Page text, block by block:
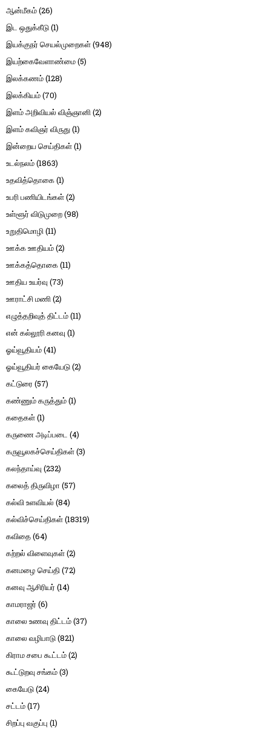
ஆன்மீகம்(26)
இட ஒதுக்கீடு(1)
இயக்குநர் செயல்முறைகள்(948)
இயற்கைவேளாண்மை(5)
இலக்கணம்(128)
இலக்கியம்(70)
இளம் அறிவியல் விஞ்ஞானி(2)
இளம் கவிஞர் விருது(1)
இன்றைய செய்திகள்(1)
உடல்நலம்(1863)
உதவித்தொகை(1)
உபரி பணியிடங்கள்(2)
உள்ளூர் விடுமுறை(98)
உறுதிமொழி(11)
ஊக்க ஊதியம்(2)
ஊக்கத்தொகை(11)
ஊதிய உயர்வு (73)
ஊராட்சி மணி(2)
எழுத்தறிவுத் திட்டம்(11)
என் கல்லூரி கனவு (1)
ஓய்வூதியம்(41)
ஓய்வூதியர் கையேடு(2)
கட்டுரை (57)
கண்ணும் கருத்தும்(1)
கதைகள்(1)
கருணை அடிப்படை (4)
கருவூலகச்செய்திகள்(3)
கலந்தாய்வு (232)
கலைத் திருவிழா (57)
கல்வி உளவியல் (84)
கல்விச்செய்திகள்(18319)
கவிதை(64)
கற்றல் விளைவுகள்(2)
கனமழை செய்தி(72)
கனவு ஆசிரியர் (14)
காமராஜர் (6)
காலை உணவு திட்டம்(37)
காலை வழிபாடு(821)
கிராம சபை கூட்டம்(2)
கூட்டுறவு சங்கம்(3)
கையேடு(24)
சட்டம்(17)
சிறப்பு வகுப்பு (1)